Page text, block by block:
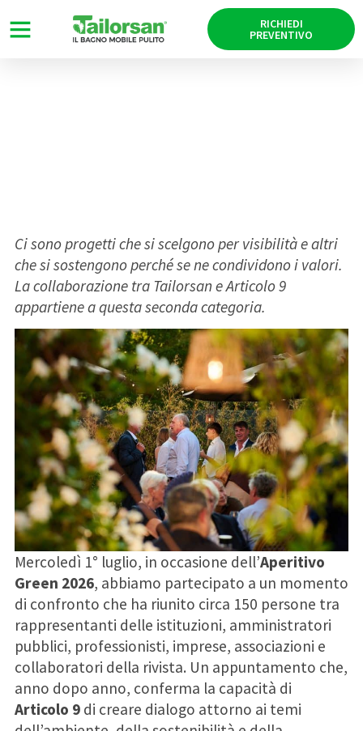
RICHIEDI
PREVENTIVO
Ci sono progetti che si scelgono per visibilità e altri
che si sostengono perché se ne condividono i valori.
La collaborazione tra Tailorsan e Articolo 9
appartiene a questa seconda categoria.
Mercoledì 1° luglio, in occasione dell’Aperitivo
Green 2026, abbiamo partecipato a un momento
di confronto che ha riunito circa 150 persone tra
rappresentanti delle istituzioni, amministratori
pubblici, professionisti, imprese, associazioni e
collaboratori della rivista. Un appuntamento che,
anno dopo anno, conferma la capacità di
Articolo 9di creare dialogo attorno ai temi